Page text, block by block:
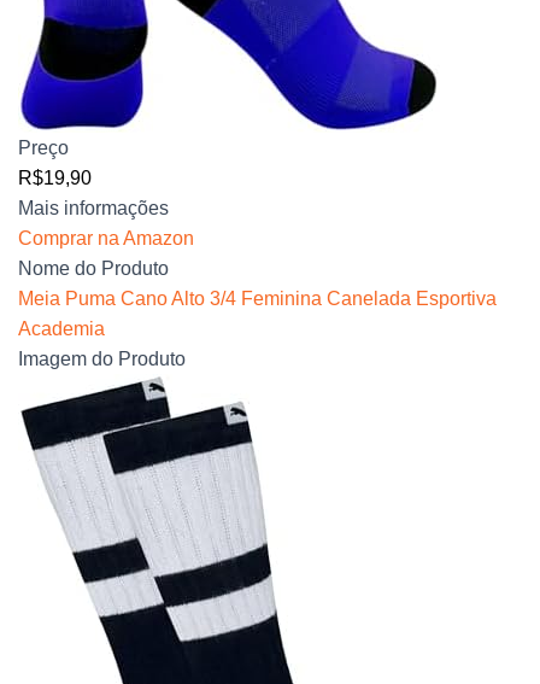
Preço
R$19,90
Mais informações
Comprar na Amazon
Nome do Produto
Meia Puma Cano Alto 3/4 Feminina Canelada Esportiva
Academia
Imagem do Produto